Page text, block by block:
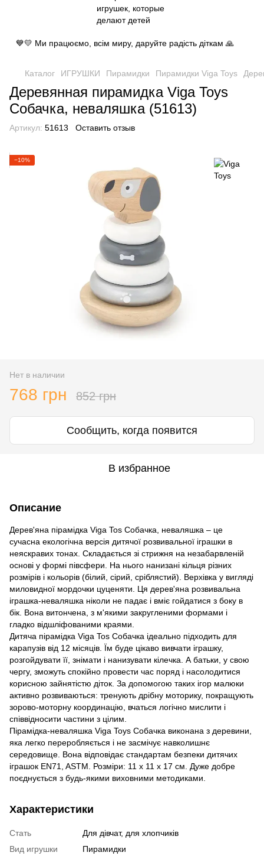
💙💛 Ми працюємо, всім миру, даруйте радість діткам 🙏
Каталог ИГРУШКИ Пирамидки Пирамидки Viga Toys
Деревянная пирамидка Viga Toys
Собачка, неваляшка (51613)
Артикул: 51613 Оставить отзыв
−10%
Нет в наличии
768 грн 852 грн
Сообщить, когда появится
В избранное
Описание
Дерев'яна пірамідка Viga Tos Собачка, неваляшка – це
сучасна екологічна версія дитячої розвивальної іграшки в
неяскравих тонах. Складається зі стрижня на незабарвленій
основі у формі півсфери. На нього нанизані кільця різних
розмірів і кольорів (білий, сірий, сріблястий). Верхівка у вигляді
миловидної мордочки цуценяти. Ця дерев'яна розвивальна
іграшка-неваляшка ніколи не падає і вміє гойдатися з боку в
бік. Вона витончена, з м'якими закругленими формами і
гладко відшліфованими краями.
Дитяча пірамідка Viga Tos Собачка ідеально підходить для
карапузів від 12 місяців. Їм буде цікаво вивчати іграшку,
розгойдувати її, знімати і нанизувати кілечка. А батьки, у свою
чергу, зможуть спокійно провести час поряд і насолодитися
корисною зайнятістю діток. За допомогою таких ігор малюки
активно розвиваються: тренують дрібну моторику, покращують
зорово-моторну координацію, вчаться логічно мислити і
співвідносити частини з цілим.
Пірамідка-неваляшка Viga Toys Собачка виконана з деревини,
яка легко переробляється і не засмічує навколишнє
середовище. Вона відповідає стандартам безпеки дитячих
іграшок EN71, ASTM. Розміри: 11 х 11 х 17 см. Дуже добре
поєднується з будь-якими виховними методиками.
Характеристики
Стать
Для дівчат, для хлопчиків
Вид игрушки
Пирамидки